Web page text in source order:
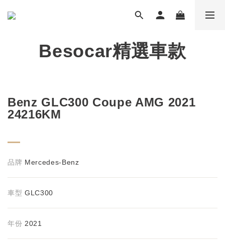
Besocar精選車款
Benz GLC300 Coupe AMG 2021
24216KM
品牌 Mercedes-Benz
車型 GLC300
年份 2021